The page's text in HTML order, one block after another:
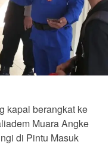
kapal berangkat ke
Muara Angke
di Pintu Masuk